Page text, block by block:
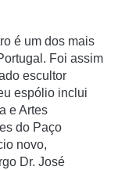
é um dos mais
Foi assim
escultor
espólio inclui
e Artes
do Paço
novo,
Dr. José